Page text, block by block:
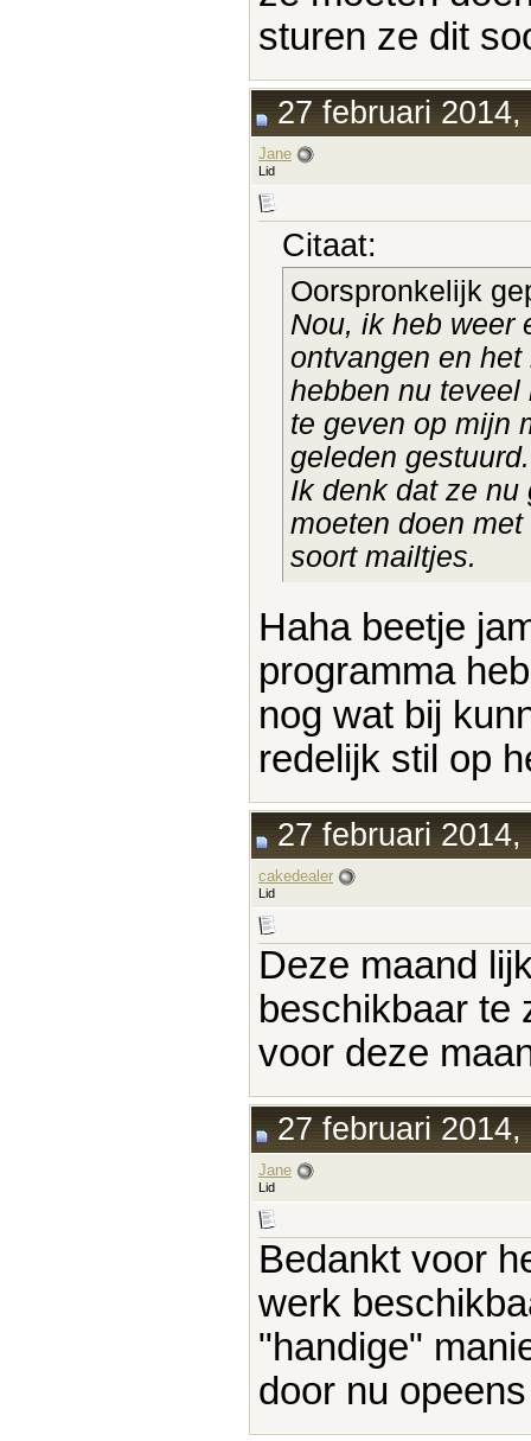
sturen ze dit
27 februari 2014,
Jane
Lid
Citaat:
Oorspronkelijk
Nou, ik heb weer
ontvangen en
hebben nu
te geven op mijn
geleden
Ik denk dat ze nu
moeten doen
soort mailtjes.
Haha beetje
programma
nog wat bij
redelijk stil op
27 februari 2014,
cakedealer
Lid
Deze maand
beschikbaar te
voor deze
27 februari 2014,
Jane
Lid
Bedankt voor
werk
"handige"
door nu